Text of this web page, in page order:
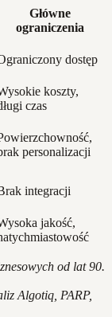
Główne
ograniczenia
dostęp
koszty,
czas
personalizacji
integracji
jakość,
od lat 90.
Algotiq, PARP,